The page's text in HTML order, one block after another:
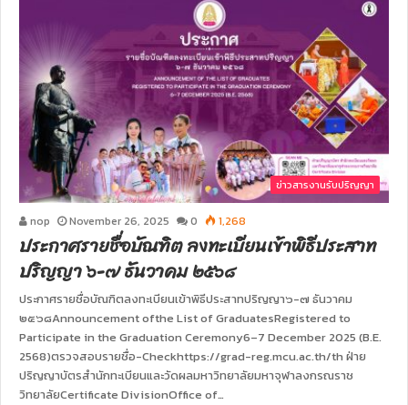
ข่าวสารงานรับปริญญา
nop November 26, 2025 0 1,268
ประกาศรายชื่อบัณฑิต ลงทะเบียนเข้าพิธีประสาท
ปริญญา ๖-๗ ธันวาคม ๒๕๖๘
ประกาศรายชื่อบัณฑิตลงทะเบียนเข้าพิธีประสาทปริญญา๖-๗ ธันวาคม
๒๕๖๘Announcement ofthe List of GraduatesRegistered to
Participate in the Graduation Ceremony6–7 December 2025 (B.E.
2568)ตรวจสอบรายชื่อ-Checkhttps://grad-reg.mcu.ac.th/th ฝ่าย
ปริญญาบัตรสำนักทะเบียนและวัดผลมหาวิทยาลัยมหาจุฬาลงกรณราช
วิทยาลัยCertificate DivisionOffice of…